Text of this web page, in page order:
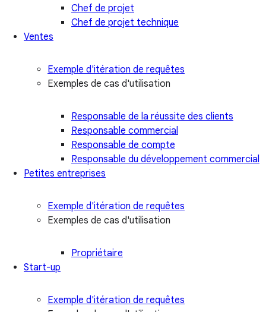
Chef de projet
Chef de projet technique
Ventes
Exemple d'itération de requêtes
Exemples de cas d'utilisation
Responsable de la réussite des clients
Responsable commercial
Responsable de compte
Responsable du développement commercial
Petites entreprises
Exemple d'itération de requêtes
Exemples de cas d'utilisation
Propriétaire
Start-up
Exemple d'itération de requêtes